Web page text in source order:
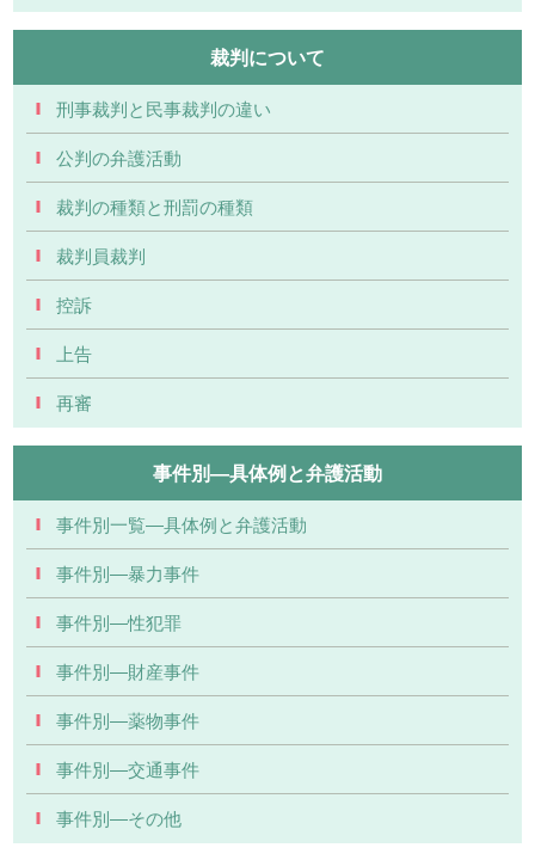
裁判について
刑事裁判と民事裁判の違い
公判の弁護活動
裁判の種類と刑罰の種類
裁判員裁判
控訴
上告
再審
事件別―具体例と弁護活動
事件別一覧―具体例と弁護活動
事件別―暴力事件
事件別―性犯罪
事件別―財産事件
事件別―薬物事件
事件別―交通事件
事件別―その他